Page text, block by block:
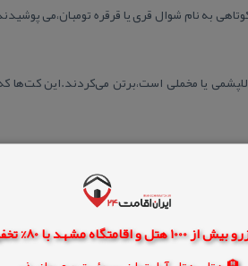
مشهد با 80% تخفیف واقعی
به نام شوال قری یا قرقره تومبان،می
یا مخملی است،برتن می‌كردند.این كت‌ها
كار در مزرعه یا فعالیت‌های دامداری
چرم است.این پای افزار جرباشماق،نلك وپاله
رویه ای بافته شده از ریسمان و كفی چرمی داشت.